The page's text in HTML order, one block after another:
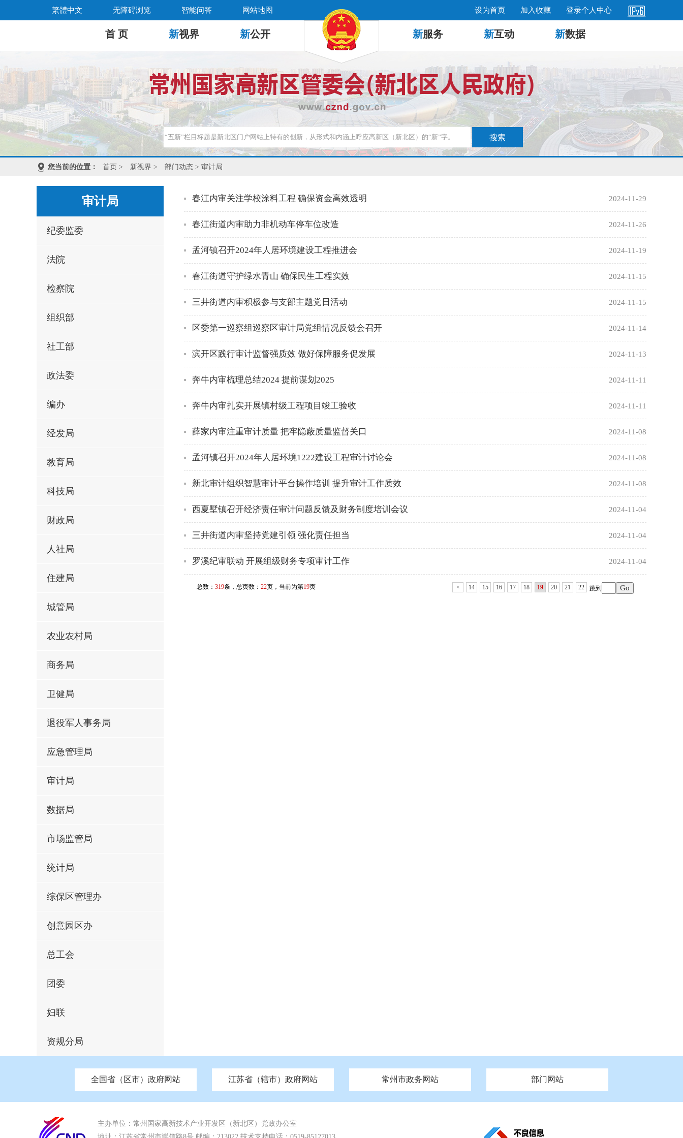
繁體中文 无障碍浏览 智能问答 网站地图 设为首页 加入收藏 登录个人中心
首 页 新视界 新公开 新服务 新互动 新数据
您当前的位置： 首页 > 新视界 > 部门动态 > 审计局
审计局
纪委监委
法院
检察院
组织部
社工部
政法委
编办
经发局
教育局
科技局
财政局
人社局
住建局
城管局
农业农村局
商务局
卫健局
退役军人事务局
应急管理局
审计局
数据局
市场监管局
统计局
综保区管理办
创意园区办
总工会
团委
妇联
资规分局
春江内审关注学校涂料工程 确保资金高效透明 2024-11-29
春江街道内审助力非机动车停车位改造 2024-11-26
孟河镇召开2024年人居环境建设工程推进会 2024-11-19
春江街道守护绿水青山 确保民生工程实效 2024-11-15
三井街道内审积极参与支部主题党日活动 2024-11-15
区委第一巡察组巡察区审计局党组情况反馈会召开 2024-11-14
滨开区践行审计监督强质效 做好保障服务促发展 2024-11-13
奔牛内审梳理总结2024 提前谋划2025 2024-11-11
奔牛内审扎实开展镇村级工程项目竣工验收 2024-11-11
薛家内审注重审计质量 把牢隐蔽质量监督关口 2024-11-08
孟河镇召开2024年人居环境1222建设工程审计讨论会 2024-11-08
新北审计组织智慧审计平台操作培训 提升审计工作质效 2024-11-08
西夏墅镇召开经济责任审计问题反馈及财务制度培训会议 2024-11-04
三井街道内审坚持党建引领 强化责任担当 2024-11-04
罗溪纪审联动 开展组级财务专项审计工作 2024-11-04
总数： 319条，总页数： 22页，当前为第19页 < 14 15 16 17 18 19 20 21 22 跳到
全国省（区市）政府网站
北京 天津 重庆 河南 河北 山西 辽宁 吉林 黑龙江 上海 山东 江苏 浙江 安徽 福建 江西 河南 湖北
江苏省（辖市）政府网站
中国江苏 南京市政府 苏州市政府 无锡市政府 常州市政府 徐州市政府 镇江市政府 扬州市政府 泰州市政府 盐城市政府
常州市政务网站
市发改委 市工信局 市教育局 市科技局 市民族宗教事务局 市公安局 市民政局 市司法局 市财政局 市人社局 市自然资源和规划局
市应急管理局 市审计局 市外事办 市生态环境局 市城管局
部门网站
区人大 区政协 纪委监委 检察院 组织部
主办单位：常州国家高新技术产业开发区（新北区）党政办公室